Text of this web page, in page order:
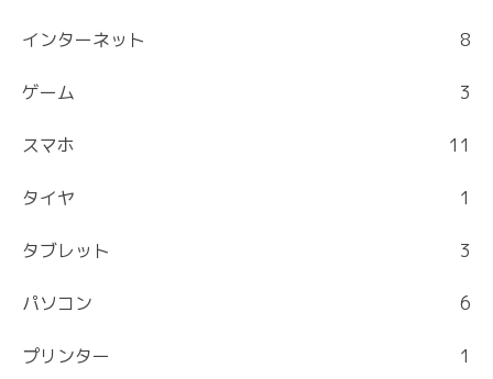
インターネット 8
ゲーム 3
スマホ 11
タイヤ 1
タブレット 3
パソコン 6
プリンター 1